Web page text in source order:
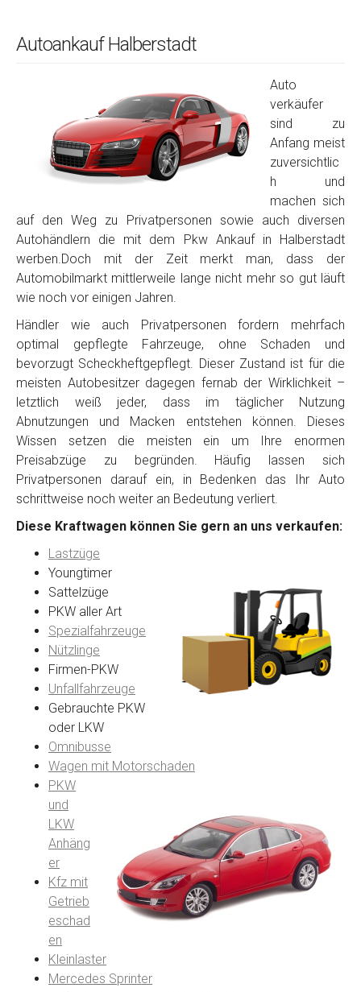
Autoankauf Halberstadt
Auto
verkäufer
sind zu
Anfang meist
zuversichtlic
h und
machen sich
auf den Weg zu Privatpersonen sowie auch diversen
Autohändlern die mit dem Pkw Ankauf in Halberstadt
werben.Doch mit der Zeit merkt man, dass der
Automobilmarkt mittlerweile lange nicht mehr so gut läuft
wie noch vor einigen Jahren.
Händler wie auch Privatpersonen fordern mehrfach
optimal gepflegte Fahrzeuge, ohne Schaden und
bevorzugt Scheckheftgepflegt. Dieser Zustand ist für die
meisten Autobesitzer dagegen fernab der Wirklichkeit –
letztlich weiß jeder, dass im täglicher Nutzung
Abnutzungen und Macken entstehen können. Dieses
Wissen setzen die meisten ein um Ihre enormen
Preisabzüge zu begründen. Häufig lassen sich
Privatpersonen darauf ein, in Bedenken das Ihr Auto
schrittweise noch weiter an Bedeutung verliert.
Diese Kraftwagen können Sie gern an uns verkaufen:
Lastzüge
Youngtimer
Sattelzüge
PKW aller Art
Spezialfahrzeuge
Nützlinge
Firmen-PKW
Unfallfahrzeuge
Gebrauchte PKW
oder LKW
Omnibusse
Wagen mit Motorschaden
PKW
und
LKW
Anhäng
er
Kfz mit
Getrieb
eschad
en
Kleinlaster
Mercedes Sprinter